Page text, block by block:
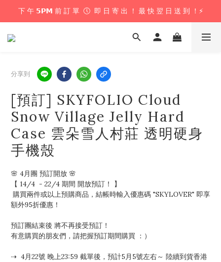
下 午 𝟱𝗣𝗠 前 訂 單  🕔  即 日 寄 出 ！ 最 快 翌 日 送 到 ！⚡️
下 午 𝟱𝗣𝗠 前 訂 單  🕔  即 日 寄 出 ！ 最 快 翌 日 送 到 ！⚡️
📦 購 物 滿 $𝟲𝟬𝟬 即 享 免 運 優 惠 ！ (公仔花束商品除外) 📦
下 午 𝟱𝗣𝗠 前 訂 單  🕔  即 日 寄 出 ！ 最 快 翌 日 送 到 ！⚡️
分享到
[預訂] SKYFOLIO Cloud
Snow Village Jelly Hard
Case 雲朵雪人村莊 透明硬身
手機殼
🌸 4月團 預訂開放 🌸
【 14/4  - 22/4 期間 開放預訂！ 】
額外95折優惠！
預訂團結束後 將不再接受預訂！
有意購買的朋友們，請把握預訂期間購買 ：）
⇢  4月22號 晚上23:59 截單後，預計5月5號左右～ 陸續到貨香港